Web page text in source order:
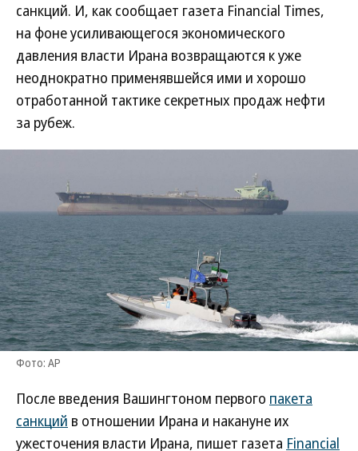
санкций. И, как сообщает газета Financial Times,
на фоне усиливающегося экономического
давления власти Ирана возвращаются к уже
неоднократно применявшейся ими и хорошо
отработанной тактике секретных продаж нефти
за рубеж.
Фото: AP
После введения Вашингтоном первого пакета
санкций в отношении Ирана и накануне их
ужесточения власти Ирана, пишет газета Financial